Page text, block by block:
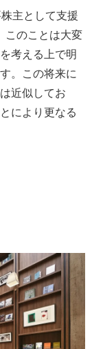
主として支援
このことは大変
考える上で明
。この将来に
近似してお
により更なる